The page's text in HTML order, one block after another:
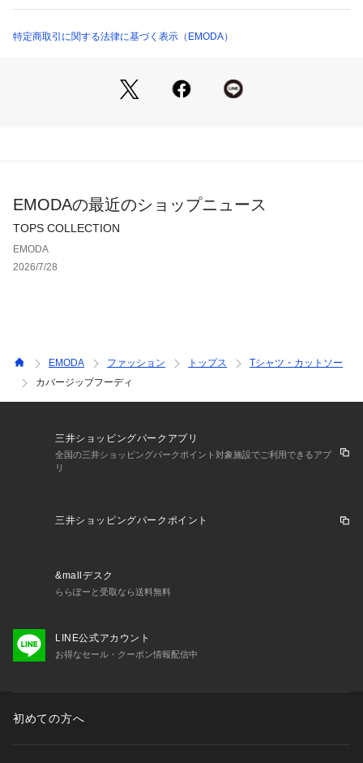
腕回りが開いているのでブラトップやキャミソールをチラ見せ
※着用画像はフラッシュの加減で実際の製品と色味等が異なる
【商品特徴】
伸縮性：なし
生地の厚さ：普通
特定商取引に関する法律に基づく表示（EMODA）
EMODAの最近のショップニュース
TOPS COLLECTION
EMODA
2026/7/28
EMODA ファッション トップス
Tシャツ・カットソー
カバージップフーディ
三井ショッピングパークアプリ
全国の三井ショッピングパークポイント対象施設でご利用できるアプ
リ
三井ショッピングパークポイント
&mallデスク
ららぽーと受取なら送料無料
LINE公式アカウント
お得なセール・クーポン情報配信中
初めての方へ